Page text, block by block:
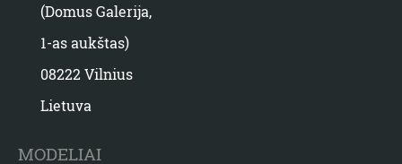
(Domus Galerija,
1-as aukštas)
08222 Vilnius
Lietuva
MODELIAI